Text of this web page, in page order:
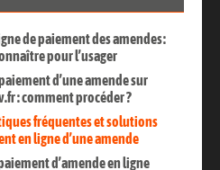
de paiement des amendes :
pour l’usager
d’une amende sur
: comment procéder ?
fréquentes et solutions
en ligne d’une amende
d’amende en ligne